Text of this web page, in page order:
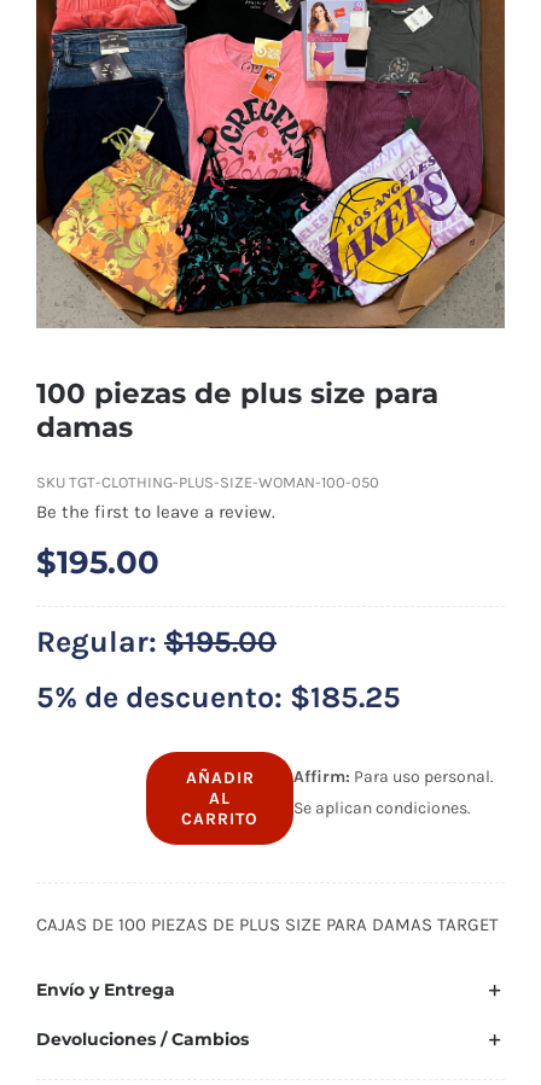
Tienda
Contacto
Ubicación
Máster Online
100 piezas de plus size para
damas
SKU TGT-CLOTHING-PLUS-SIZE-WOMAN-100-050
Be the first to leave a review.
$195.00
Regular: $195.00
5% de descuento: $185.25
plus
para
cantidad
AÑADIR
AL
CARRITO
Affirm: Para uso personal.
Se aplican condiciones.
CAJAS DE 100 PIEZAS DE PLUS SIZE PARA DAMAS TARGET
Envío y Entrega
Devoluciones / Cambios